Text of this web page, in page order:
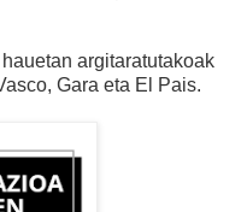
argitaratutakoak
Gara eta El Pais.